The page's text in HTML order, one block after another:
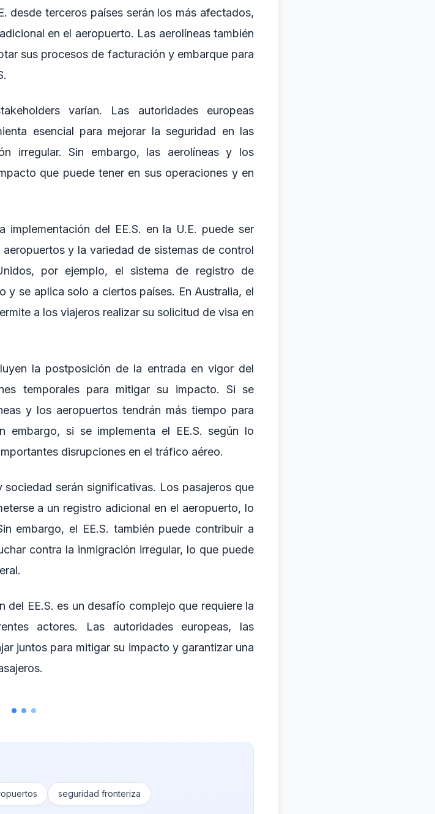
desde terceros países serán los más afectados,
en el aeropuerto. Las aerolíneas también
sus procesos de facturación y embarque para
varían. Las autoridades europeas
esencial para mejorar la seguridad en las
irregular. Sin embargo, las aerolíneas y los
que puede tener en sus operaciones y en
implementación del EE.S. en la U.E. puede ser
y la variedad de sistemas de control
por ejemplo, el sistema de registro de
y se aplica solo a ciertos países. En Australia, el
a los viajeros realizar su solicitud de visa en
la postposición de la entrada en vigor del
temporales para mitigar su impacto. Si se
y los aeropuertos tendrán más tiempo para
embargo, si se implementa el EE.S. según lo
disrupciones en el tráfico aéreo.
serán significativas. Los pasajeros que
a un registro adicional en el aeropuerto, lo
embargo, el EE.S. también puede contribuir a
contra la inmigración irregular, lo que puede
del EE.S. es un desafío complejo que requiere la
actores. Las autoridades europeas, las
juntos para mitigar su impacto y garantizar una
seguridad fronteriza